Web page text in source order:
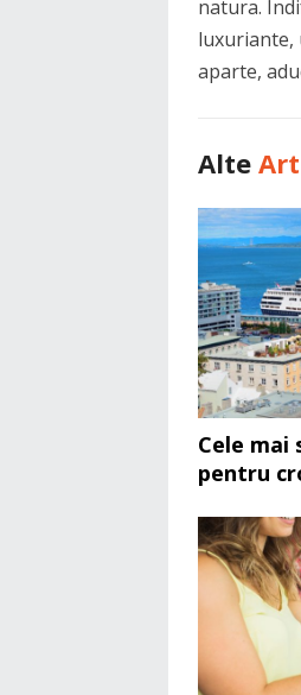
natura.
luxuriante,
aparte,
Alte
Cele mai
pentru